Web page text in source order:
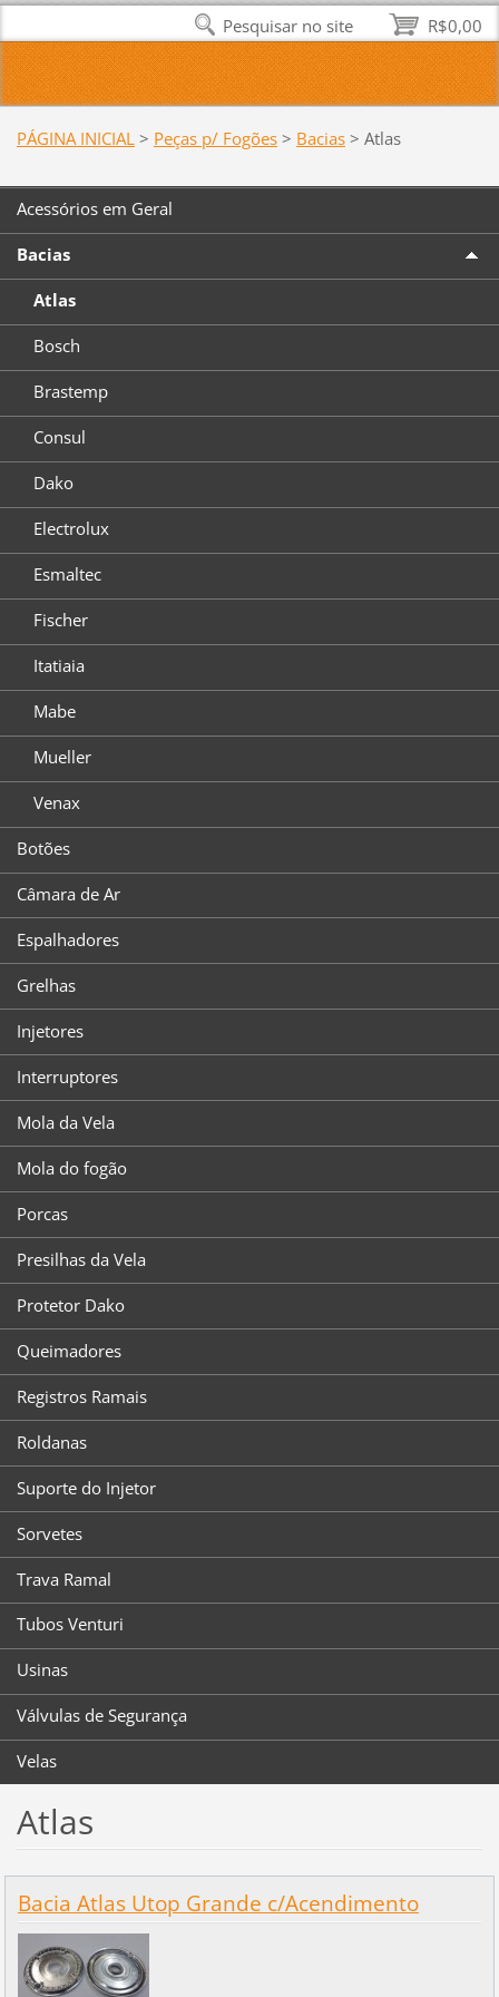
PÁGINA INICIAL > Peças p/ Fogões > Bacias > Atlas
Acessórios em Geral
Bacias
Atlas
Bosch
Brastemp
Consul
Dako
Electrolux
Esmaltec
Fischer
Itatiaia
Mabe
Mueller
Venax
Botões
Câmara de Ar
Espalhadores
Grelhas
Injetores
Interruptores
Mola da Vela
Mola do fogão
Porcas
Presilhas da Vela
Protetor Dako
Queimadores
Registros Ramais
Roldanas
Suporte do Injetor
Sorvetes
Trava Ramal
Tubos Venturi
Usinas
Válvulas de Segurança
Velas
Atlas
Bacia Atlas Utop Grande c/Acendimento
R$0,00
Pesquisar no site